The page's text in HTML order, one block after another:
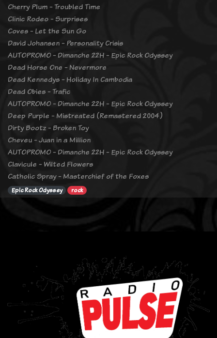
Cherry Plum - Troubled Time
Clinic Rodeo - Surprises
Coves - Let the Sun Go
David Johansen - Personality Crisis
AUTOPROMO - Dimanche 22H - Epic Rock Odyssey
Dead Horse One - Nevermore
Dead Kennedys - Holiday In Cambodia
Dead Obies - Trafic
AUTOPROMO - Dimanche 22H - Epic Rock Odyssey
Deep Purple - Mistreated (Remastered 2004)
Dirty Bootz - Broken Toy
Cheveu - Juan in a Million
AUTOPROMO - Dimanche 22H - Epic Rock Odyssey
Clavicule - Wilted Flowers
Catholic Spray - Masterchief of the Foxes
Epic Rock Odyssey rock